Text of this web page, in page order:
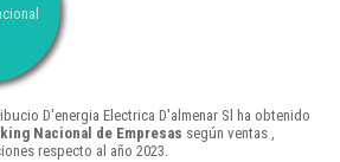
D'energia Electrica D'almenar Sl ha obtenido
Nacional de Empresas según ventas ,
respecto al año 2023.